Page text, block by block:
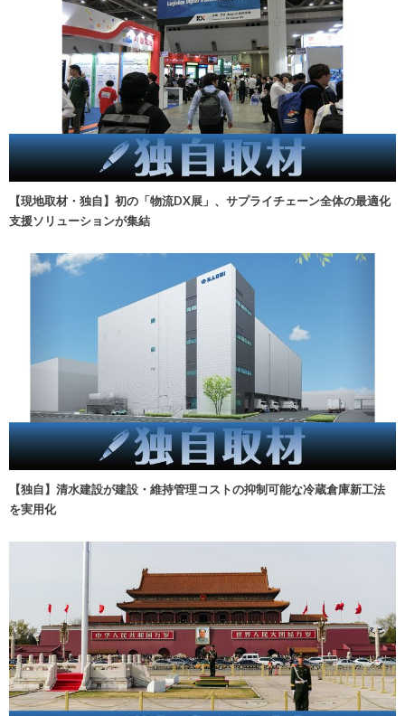
【現地取材・独自】初の「物流DX展」、サプライチェーン全体の最適化
支援ソリューションが集結
【独自】清水建設が建設・維持管理コストの抑制可能な冷蔵倉庫新工法
を実用化